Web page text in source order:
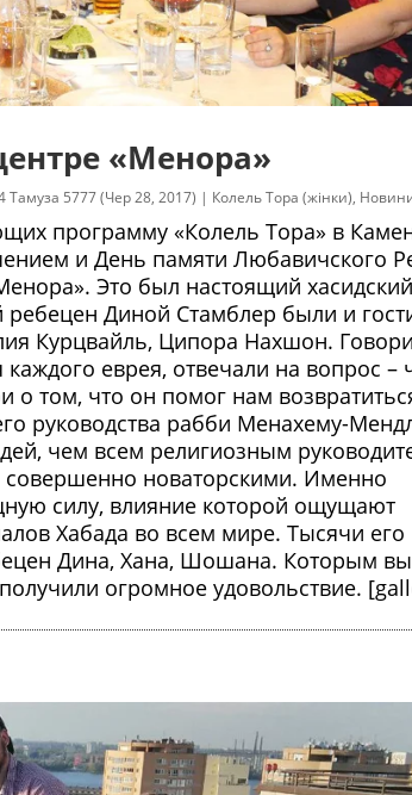
«Менора»
Тамуза 5777 (Чер 28, 2017) | Колель Тора (жінки),
программу «Колель Тора» в
и День памяти Любавичского
Это был настоящий хасидский
Диной Стамблер были и
Курцвайль, Ципора Нахшон.
еврея, отвечали на вопрос –
о том, что он помог нам
руководства рабби Менахему-
чем всем религиозным
новаторскими. Именно
силу, влияние которой ощущают
Хабада во всем мире. Тысячи его
Дина, Хана, Шошана. Которым
огромное удовольствие.